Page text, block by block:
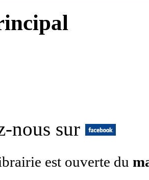
nous sur
est ouverte du